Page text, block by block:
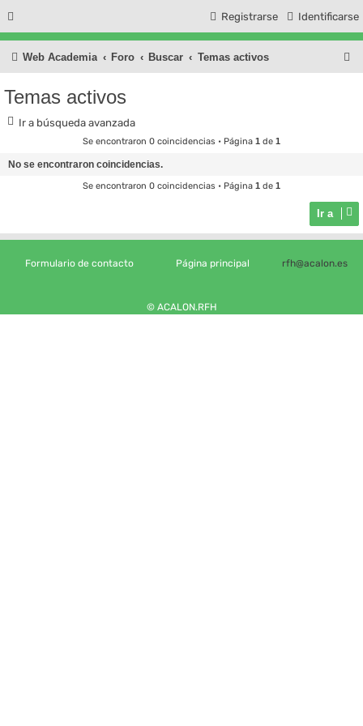
Identificarse
Registrarse
Web Academia Foro Buscar Temas activos
Temas activos
Ir a búsqueda avanzada
Se encontraron 0 coincidencias • Página 1 de 1
No se encontraron coincidencias.
Se encontraron 0 coincidencias • Página 1 de 1
Ir a
Formulario de contacto Página principal rfh@acalon.es
© ACALON.RFH